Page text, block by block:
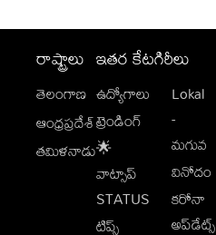
రాష్ట్రాలు
తెలంగాణ
ఆంధ్రప్రదేశ్
తమిళనాడు
ఇతర కేటగిరీలు
ఉద్యోగాలు
ట్రెండింగ్
🌟
వాట్సాప్
STATUS
టిప్స్
Lokal
-
మగువ
వినోదం
కరోనా
అప్‌డేట్స్